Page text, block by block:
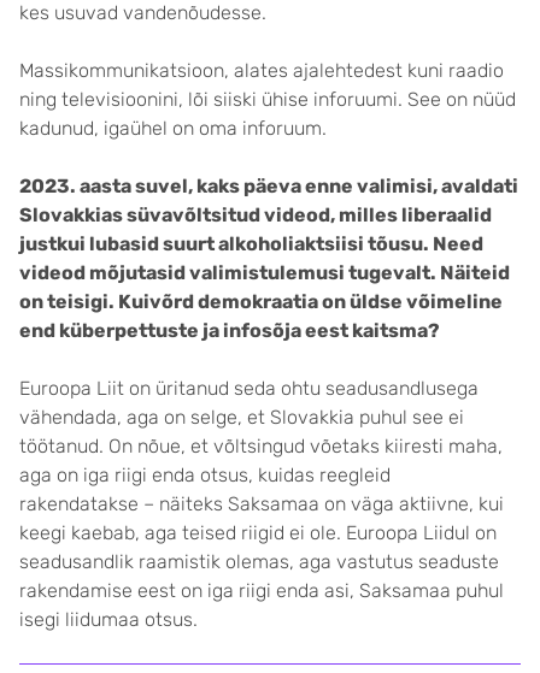
kes usuvad vandenõudesse.
Massikommunikatsioon, alates ajalehtedest kuni raadio
ning televisioonini, lõi siiski ühise inforuumi. See on nüüd
kadunud, igaühel on oma inforuum.
2023. aasta suvel, kaks päeva enne valimisi, avaldati
Slovakkias süvavõltsitud videod, milles liberaalid
justkui lubasid suurt alkoholiaktsiisi tõusu. Need
videod mõjutasid valimistulemusi tugevalt. Näiteid
on teisigi. Kuivõrd demokraatia on üldse võimeline
end küberpettuste ja infosõja eest kaitsma?
Euroopa Liit on üritanud seda ohtu seadusandlusega
vähendada, aga on selge, et Slovakkia puhul see ei
töötanud. On nõue, et võltsingud võetaks kiiresti maha,
aga on iga riigi enda otsus, kuidas reegleid
rakendatakse – näiteks Saksamaa on väga aktiivne, kui
keegi kaebab, aga teised riigid ei ole. Euroopa Liidul on
seadusandlik raamistik olemas, aga vastutus seaduste
rakendamise eest on iga riigi enda asi, Saksamaa puhul
isegi liidumaa otsus.